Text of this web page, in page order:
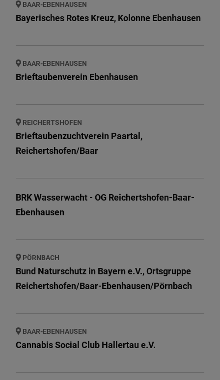
BAAR-EBENHAUSEN
Bayerisches Rotes Kreuz, Kolonne Ebenhausen
BAAR-EBENHAUSEN
Brieftaubenverein Ebenhausen
REICHERTSHOFEN
Brieftaubenzuchtverein Paartal,
Reichertshofen/Baar
BRK Wasserwacht - OG Reichertshofen-Baar-
Ebenhausen
PÖRNBACH
Bund Naturschutz in Bayern e.V., Ortsgruppe
Reichertshofen/Baar-Ebenhausen/Pörnbach
BAAR-EBENHAUSEN
Cannabis Social Club Hallertau e.V.